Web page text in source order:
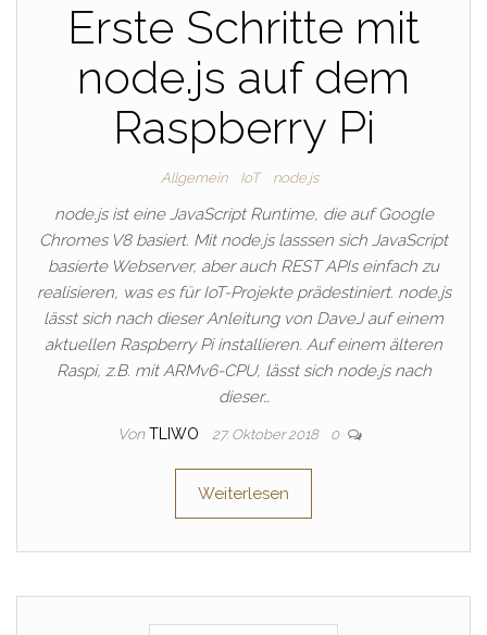
Erste Schritte mit
node.js auf dem
Raspberry Pi
Allgemein IoT node.js
node.js ist eine JavaScript Runtime, die auf Google
Chromes V8 basiert. Mit node.js lasssen sich JavaScript
basierte Webserver, aber auch REST APIs einfach zu
realisieren, was es für IoT-Projekte prädestiniert. node.js
lässt sich nach dieser Anleitung von DaveJ auf einem
aktuellen Raspberry Pi installieren. Auf einem älteren
Raspi, z.B. mit ARMv6-CPU, lässt sich node.js nach
dieser…
Von TLIWO 27. Oktober 2018 0
Weiterlesen